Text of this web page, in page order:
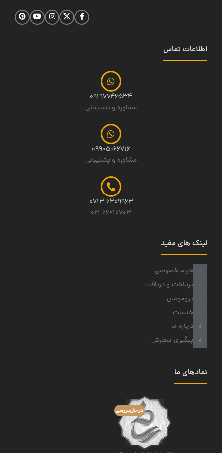
اطلاعات تماس
09197746534
مشاوره و پشتیبانی
09905066716
مشاوره و پشتیبانی
0713-6309963
021-66710703
لینک های مفید
حریم خصوصی
پرداخت و دریافت
پروموشن
خدمات
درباره ما
پیگیری سفارش
نمادهای ما